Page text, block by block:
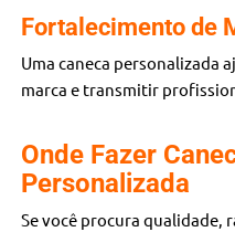
Fortalecimento de
Uma caneca personalizada
marca e transmitir
Onde Fazer
Personalizada
Se você procura qualidade,